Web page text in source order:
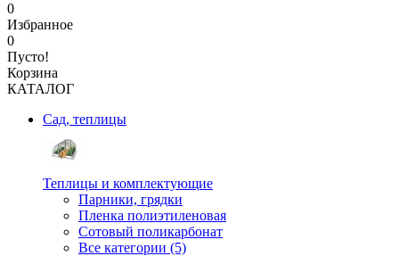
0
Избранное
0
Пусто!
Корзина
КАТАЛОГ
Сад, теплицы
Теплицы и комплектующие
Парники, грядки
Пленка полиэтиленовая
Сотовый поликарбонат
Все категории (5)